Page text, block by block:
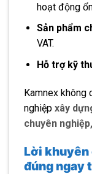
hoạt động
Sản phẩm
VAT.
Hỗ trợ kỹ
Kamnex không
nghiệp xây
chuyên
Lời khuyên
đúng ngay